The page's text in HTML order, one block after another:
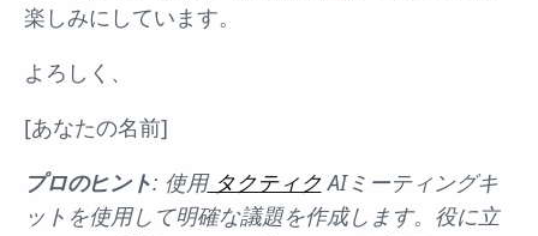
楽しみにしています。
よろしく、
[あなたの名前]
プロのヒント: 使用タクティクAIミーティングキ
ットを使用して明確な議題を作成します。役に立